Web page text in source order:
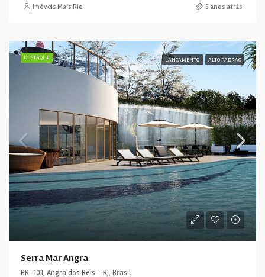
Imóveis Mais Rio 5 anos atrás
DESTAQUE LANÇAMENTO ALTO PADRÃO
Serra Mar Angra
BR-101, Angra dos Reis - RJ, Brasil